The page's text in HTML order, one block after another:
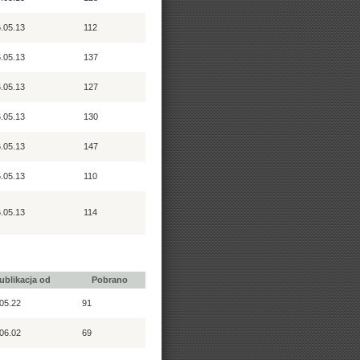
112
137
127
130
147
110
114
od Pobrano
91
69